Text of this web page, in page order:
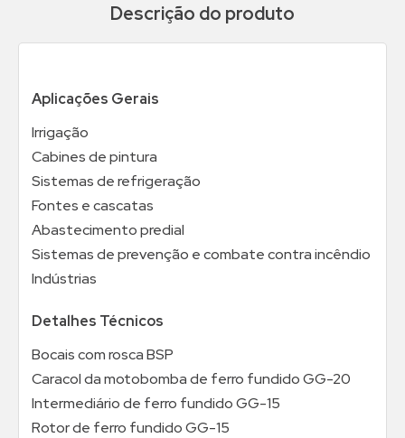
Descrição do produto
Aplicações Gerais
Irrigação
Cabines de pintura
Sistemas de refrigeração
Fontes e cascatas
Abastecimento predial
Sistemas de prevenção e combate contra incêndio
Indústrias
Detalhes Técnicos
Bocais com rosca BSP
Caracol da motobomba de ferro fundido GG-20
Intermediário de ferro fundido GG-15
Rotor de ferro fundido GG-15